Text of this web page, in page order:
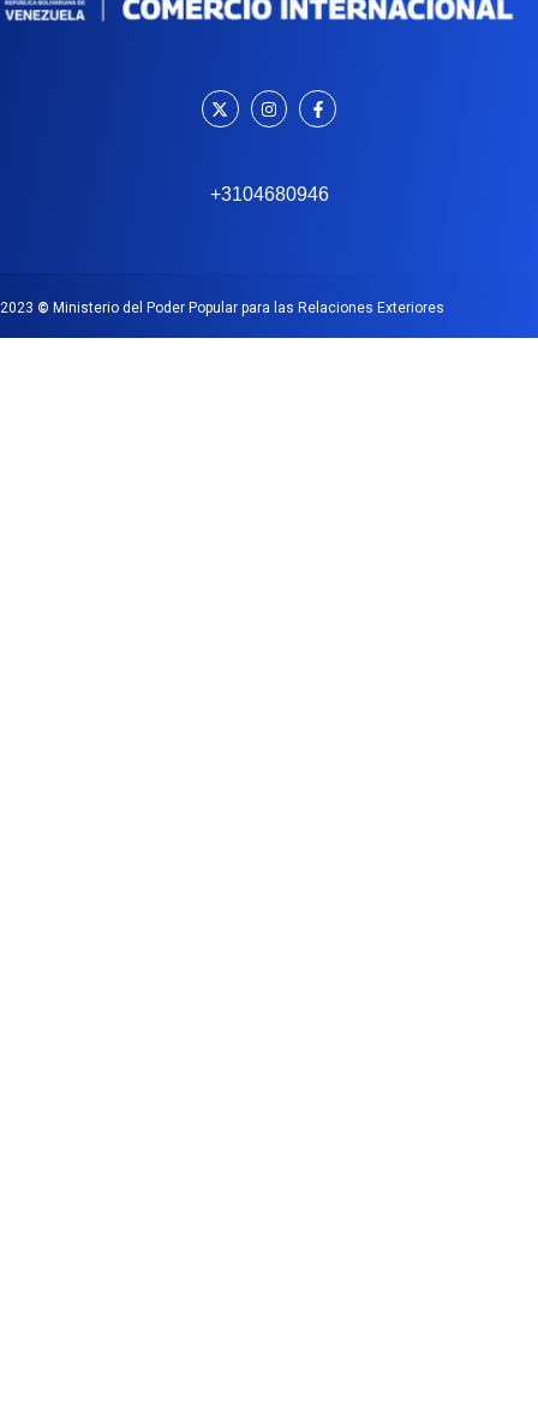
+3104680946
2023 © Ministerio del Poder Popular para las Relaciones Exteriores